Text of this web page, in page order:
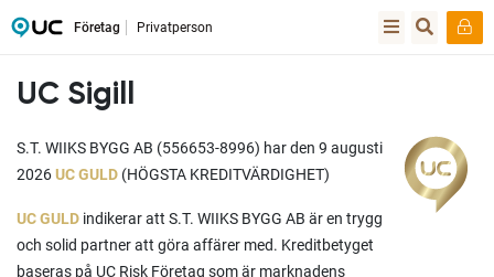
Företag Privatperson
UC Sigill
S.T. WIIKS BYGG AB (556653-8996) har den 9 augusti
2026UC GULD (HÖGSTA KREDITVÄRDIGHET)
UC GULD indikerar att S.T. WIIKS BYGG AB är en trygg
och solid partner att göra affärer med. Kreditbetyget
baseras på UC Risk Företag som är marknadens